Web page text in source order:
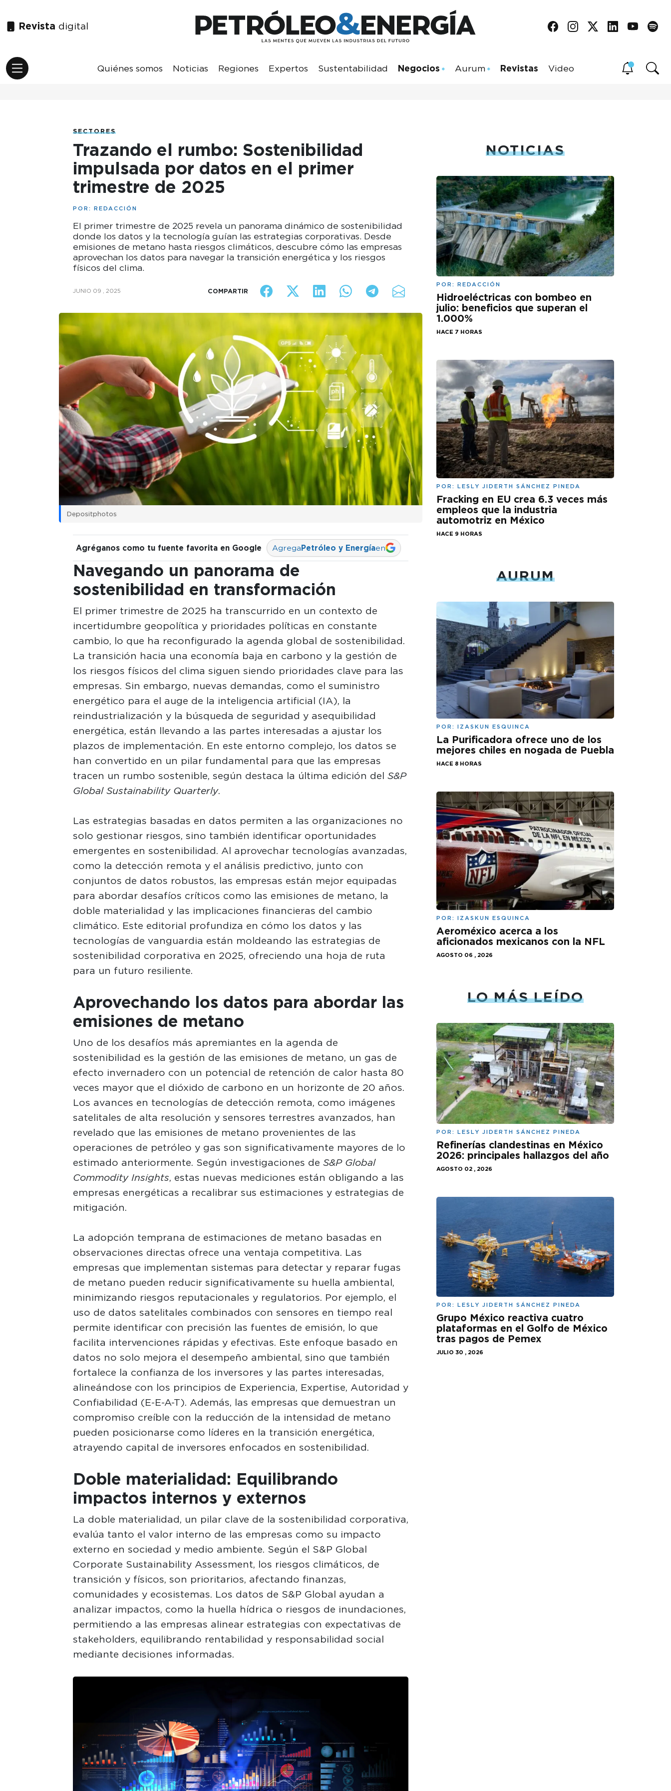
Revista digital
Quiénes somos Noticias Regiones Expertos Sustentabilidad Negocios Aurum Revistas Video
SECTORES
Trazando el rumbo: Sostenibilidad
impulsada por datos en el primer
trimestre de 2025
POR: REDACCIÓN
El primer trimestre de 2025 revela un panorama dinámico de sostenibilidad
donde los datos y la tecnología guían las estrategias corporativas. Desde
emisiones de metano hasta riesgos climáticos, descubre cómo las empresas
aprovechan los datos para navegar la transición energética y los riesgos
físicos del clima.
JUNIO 09 , 2025 COMPARTIR
Depositphotos
Agréganos como tu fuente favorita en Google AgregaPetróleo y Energíaen
Navegando un panorama de
sostenibilidad en transformación
El primer trimestre de 2025 ha transcurrido en un contexto de
incertidumbre geopolítica y prioridades políticas en constante
cambio, lo que ha reconfigurado la agenda global de sostenibilidad.
La transición hacia una economía baja en carbono y la gestión de
los riesgos físicos del clima siguen siendo prioridades clave para las
empresas. Sin embargo, nuevas demandas, como el suministro
energético para el auge de la inteligencia artificial (IA), la
reindustrialización y la búsqueda de seguridad y asequibilidad
energética, están llevando a las partes interesadas a ajustar los
plazos de implementación. En este entorno complejo, los datos se
han convertido en un pilar fundamental para que las empresas
tracen un rumbo sostenible, según destaca la última edición del S&P
Global Sustainability Quarterly.
Las estrategias basadas en datos permiten a las organizaciones no
solo gestionar riesgos, sino también identificar oportunidades
emergentes en sostenibilidad. Al aprovechar tecnologías avanzadas,
como la detección remota y el análisis predictivo, junto con
conjuntos de datos robustos, las empresas están mejor equipadas
para abordar desafíos críticos como las emisiones de metano, la
doble materialidad y las implicaciones financieras del cambio
climático. Este editorial profundiza en cómo los datos y las
tecnologías de vanguardia están moldeando las estrategias de
sostenibilidad corporativa en 2025, ofreciendo una hoja de ruta
para un futuro resiliente.
Aprovechando los datos para abordar las
emisiones de metano
Uno de los desafíos más apremiantes en la agenda de
sostenibilidad es la gestión de las emisiones de metano, un gas de
efecto invernadero con un potencial de retención de calor hasta 80
veces mayor que el dióxido de carbono en un horizonte de 20 años.
Los avances en tecnologías de detección remota, como imágenes
satelitales de alta resolución y sensores terrestres avanzados, han
revelado que las emisiones de metano provenientes de las
operaciones de petróleo y gas son significativamente mayores de lo
estimado anteriormente. Según investigaciones de S&P Global
Commodity Insights, estas nuevas mediciones están obligando a las
empresas energéticas a recalibrar sus estimaciones y estrategias de
mitigación.
La adopción temprana de estimaciones de metano basadas en
observaciones directas ofrece una ventaja competitiva. Las
empresas que implementan sistemas para detectar y reparar fugas
de metano pueden reducir significativamente su huella ambiental,
minimizando riesgos reputacionales y regulatorios. Por ejemplo, el
uso de datos satelitales combinados con sensores en tiempo real
permite identificar con precisión las fuentes de emisión, lo que
facilita intervenciones rápidas y efectivas. Este enfoque basado en
datos no solo mejora el desempeño ambiental, sino que también
fortalece la confianza de los inversores y las partes interesadas,
alineándose con los principios de Experiencia, Expertise, Autoridad y
Confiabilidad (E-E-A-T). Además, las empresas que demuestran un
compromiso creíble con la reducción de la intensidad de metano
pueden posicionarse como líderes en la transición energética,
atrayendo capital de inversores enfocados en sostenibilidad.
Doble materialidad: Equilibrando
impactos internos y externos
La doble materialidad, un pilar clave de la sostenibilidad corporativa,
evalúa tanto el valor interno de las empresas como su impacto
externo en sociedad y medio ambiente. Según el S&P Global
Corporate Sustainability Assessment, los riesgos climáticos, de
transición y físicos, son prioritarios, afectando finanzas,
comunidades y ecosistemas. Los datos de S&P Global ayudan a
analizar impactos, como la huella hídrica o riesgos de inundaciones,
permitiendo a las empresas alinear estrategias con expectativas de
stakeholders, equilibrando rentabilidad y responsabilidad social
mediante decisiones informadas.
NOTICIAS
POR: REDACCIÓN
Hidroeléctricas con bombeo en
julio: beneficios que superan el
1.000%
HACE 7 HORAS
POR: LESLY JIDERTH SÁNCHEZ PINEDA
Fracking en EU crea 6.3 veces más
empleos que la industria
automotriz en México
HACE 9 HORAS
AURUM
POR: IZASKUN ESQUINCA
La Purificadora ofrece uno de los
mejores chiles en nogada de Puebla
HACE 8 HORAS
POR: IZASKUN ESQUINCA
Aeroméxico acerca a los
aficionados mexicanos con la NFL
AGOSTO 06 , 2026
LO MÁS LEÍDO
POR: LESLY JIDERTH SÁNCHEZ PINEDA
Refinerías clandestinas en México
2026: principales hallazgos del año
AGOSTO 02 , 2026
POR: LESLY JIDERTH SÁNCHEZ PINEDA
Grupo México reactiva cuatro
plataformas en el Golfo de México
tras pagos de Pemex
JULIO 30 , 2026